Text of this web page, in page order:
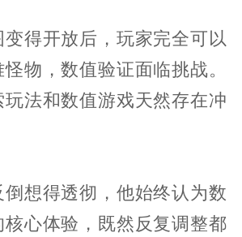
得开放后，玩家完全可以
物，数值验证面临挑战。
法和数值游戏天然存在冲
想得透彻，他始终认为数
心体验，既然反复调整都